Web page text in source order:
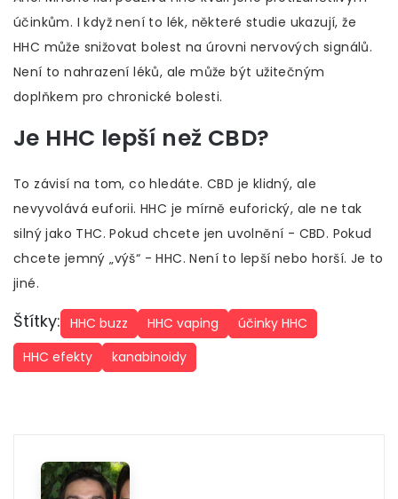
účinkům. I když není to lék, některé studie ukazují, že
HHC může snižovat bolest na úrovni nervových signálů.
Není to nahrazení léků, ale může být užitečným
doplňkem pro chronické bolesti.
Je HHC lepší než CBD?
To závisí na tom, co hledáte. CBD je klidný, ale
nevyvolává euforii. HHC je mírně euforický, ale ne tak
silný jako THC. Pokud chcete jen uvolnění - CBD. Pokud
chcete jemný „výš“ - HHC. Není to lepší nebo horší. Je to
jiné.
Štítky: HHC buzz HHC vaping
účinky HHC
HHC efekty
kanabinoidy